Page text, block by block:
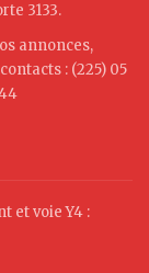
3133.
annonces,
: (225) 05
et voie Y4 :